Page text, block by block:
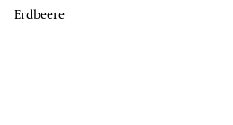
Erdbeere